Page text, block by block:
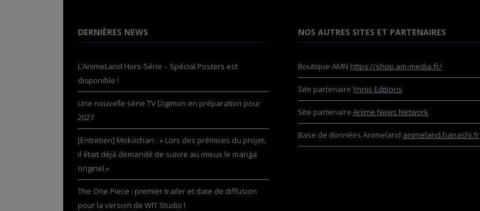
DERNIÈRES NEWS
L’AnimeLand Hors-Série – Spécial Posters est
disponible !
Une nouvelle série TV Digimon en préparation pour
2027
[Entretien] Mokochan : « Lors des prémices du projet,
il était déjà demandé de suivre au mieux le manga
originel.»
The One Piece : premier trailer et date de diffusion
pour la version de WIT Studio !
NOS AUTRES SITES ET PARTENAIRES
Boutique AMN https://shop.am-media.fr/
Site partenaire Ynnis Editions
Site partenaire Anime News Network
Base de données Animeland animeland.hanashi.fr